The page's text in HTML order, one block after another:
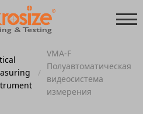
/
VMA-F
Полуавтоматическая
видеосистема
измерения